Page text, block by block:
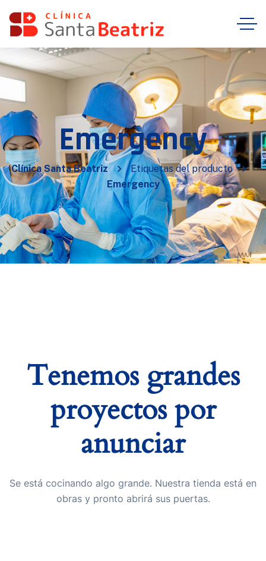
Emergency
Clínica Santa Beatriz
Etiquetas del producto
Emergency
Tenemos grandes
proyectos por
anunciar
Se está cocinando algo grande. Nuestra tienda está en
obras y pronto abrirá sus puertas.